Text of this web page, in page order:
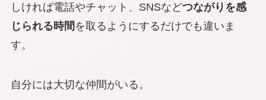
しければ電話やチャット、SNSなどつながりを感
じられる時間 を取るようにするだけでも違いま
す。
自分には大切な仲間がいる。